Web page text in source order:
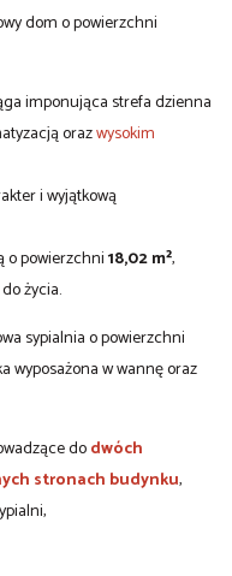
dom o powierzchni
imponująca strefa dzienna
orazwysokim
i wyjątkową
o powierzchni18,02 m²,
życia.
sypialnia o powierzchni
wyposażona w wannę oraz
dodwóch
stronach budynku,